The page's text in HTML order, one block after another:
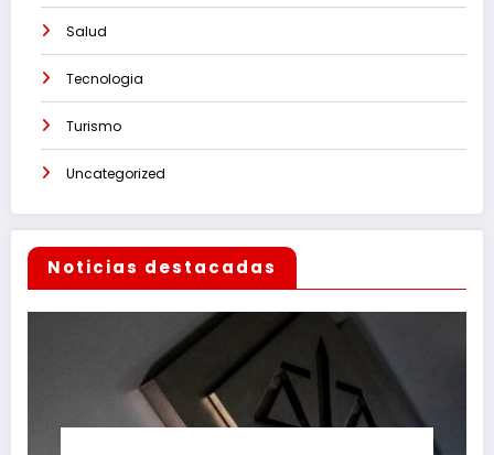
Salud
Tecnologia
Turismo
Uncategorized
Noticias destacadas